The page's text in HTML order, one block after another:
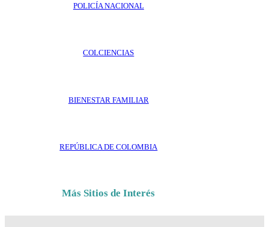
POLICÍA NACIONAL
COLCIENCIAS
BIENESTAR FAMILIAR
REPÚBLICA DE COLOMBIA
Más Sitios de Interés